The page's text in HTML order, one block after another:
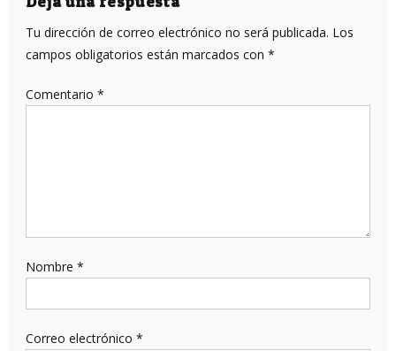
Tu dirección de correo electrónico no será publicada. Los
campos obligatorios están marcados con *
Comentario *
Nombre *
Correo electrónico *